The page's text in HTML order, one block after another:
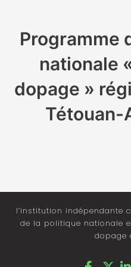
Programme
nationale
dopage »
Tétouan-
l’institution indépendante
de la politique nationale
dopage